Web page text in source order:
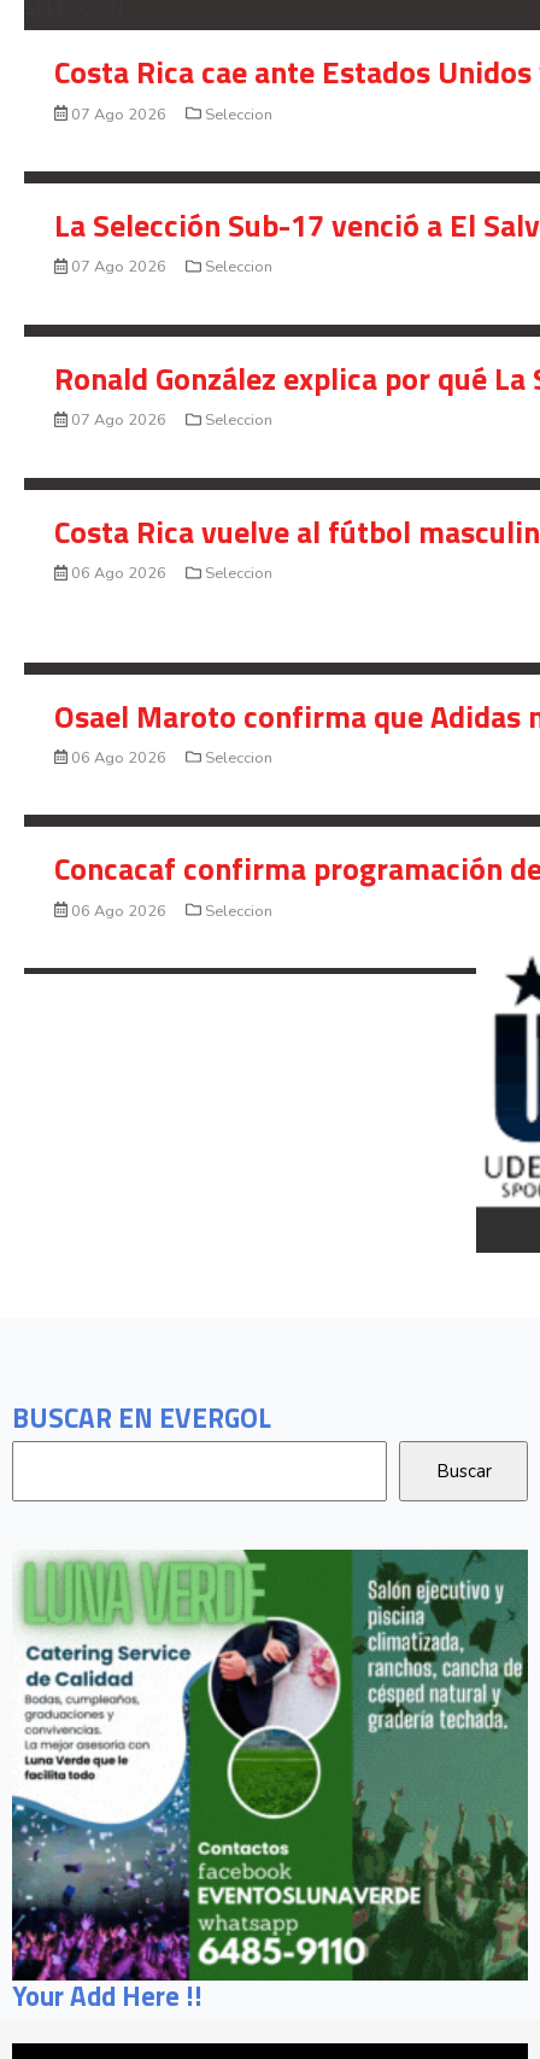
BUSCAR EN EVERGOL
Your Add Here !!
Costa Rica cae ante Estados
07 Ago 2026 Seleccion
La Selección Sub-17 venció a El
07 Ago 2026 Seleccion
Ronald González explica por qué
07 Ago 2026 Seleccion
Costa Rica vuelve al fútbol
06 Ago 2026 Seleccion
Osael Maroto confirma que Adidas
06 Ago 2026 Seleccion
Concacaf confirma programación
06 Ago 2026 Seleccion